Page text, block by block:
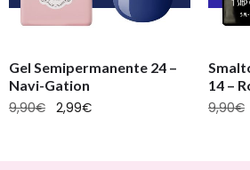
Gel Semipermanente 24 –
Navi-Gation
9,90€ 2,99€
14 –
9,90€